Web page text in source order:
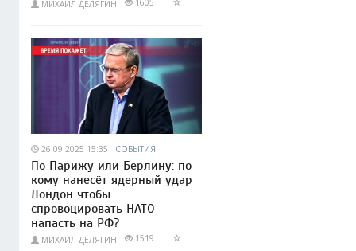
МИХАИЛ ДЕЛЯГИН
26.09.2025 15:35 СОБЫТИЯ
По Парижу или Берлину: по
кому нанесёт ядерный удар
Лондон чтобы
спровоцировать НАТО
напасть на РФ?
МИХАИЛ ДЕЛЯГИН 1519